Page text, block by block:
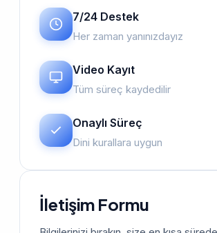
7/24 Destek
Her zaman yanınızdayız
Video Kayıt
Tüm süreç kaydedilir
Onaylı Süreç
Dini kurallara uygun
İletişim Formu